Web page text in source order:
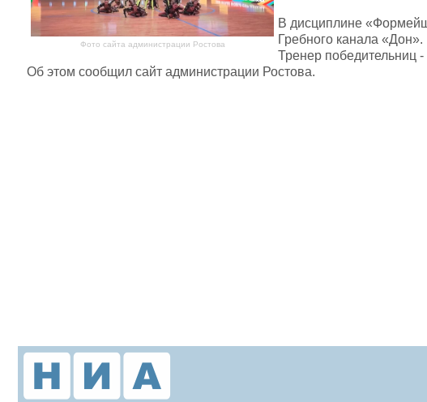
Фото сайта администрации Ростова
В дисциплине
Гребного канала «Дон».
Тренер победительниц
Об этом сообщил сайт администрации Ростова.